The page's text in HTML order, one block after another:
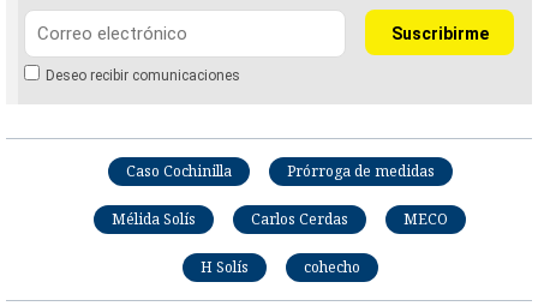
Deseo recibir comunicaciones
Caso Cochinilla Prórroga de medidas
Mélida Solís Carlos Cerdas MECO
H Solís cohecho